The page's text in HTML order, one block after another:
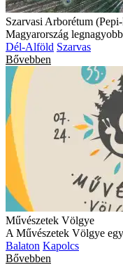
Szarvasi Arborétum
Magyarország
Dél-Alföld Szarvas
Bővebben
Művészetek Völgye
A Művészetek Völgye
Balaton Kapolcs
Bővebben